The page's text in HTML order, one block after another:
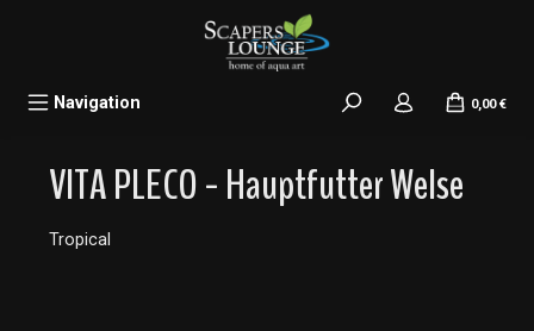
Navigation 0,00 €
VITA PLECO - Hauptfutter Welse
Tropical